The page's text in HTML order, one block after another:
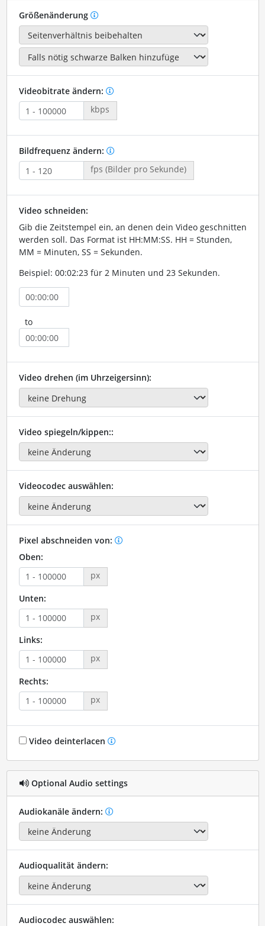
Größenänderung
Videobitrate ändern:
kbps
Bildfrequenz ändern:
fps (Bilder pro Sekunde)
Video schneiden:
Gib die Zeitstempel ein, an denen dein Video geschnitten
werden soll. Das Format ist HH:MM:SS. HH = Stunden,
MM = Minuten, SS = Sekunden.
Beispiel: 00:02:23 für 2 Minuten und 23 Sekunden.
to
Video drehen (im Uhrzeigersinn):
Video spiegeln/kippen::
Videocodec auswählen:
Pixel abschneiden von:
Oben:
px
Unten:
px
Links:
px
Rechts:
px
Video deinterlacen
Optional Audio settings
Audiokanäle ändern:
Audioqualität ändern:
Audiocodec auswählen: